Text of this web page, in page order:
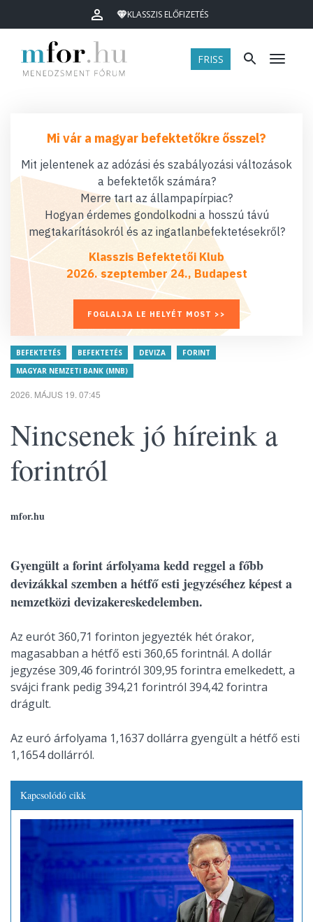
KLASSZIS ELŐFIZETÉS
FRISS Menü
Mi vár a magyar befektetőkre ősszel?
Mit jelentenek az adózási és szabályozási változások
a befektetők számára?
Merre tart az állampapírpiac?
Hogyan érdemes gondolkodni a hosszú távú
megtakarításokról és az ingatlanbefektetésekről?
Klasszis Befektetői Klub
2026. szeptember 24., Budapest
FOGLALJA LE HELYÉT MOST >>
BEFEKTETÉS BEFEKTETÉS DEVIZA
FORINT
MAGYAR NEMZETI BANK (MNB)
2026. MÁJUS 19. 07:45
Nincsenek jó híreink a
forintról
mfor.hu
Gyengült a forint árfolyama kedd reggel a főbb
devizákkal szemben a hétfő esti jegyzéséhez képest a
nemzetközi devizakereskedelemben.
Az eurót 360,71 forinton jegyezték hét órakor,
magasabban a hétfő esti 360,65 forintnál. A dollár
jegyzése 309,46 forintról 309,95 forintra emelkedett, a
svájci frank pedig 394,21 forintról 394,42 forintra
drágult.
Az euró árfolyama 1,1637 dollárra gyengült a hétfő esti
1,1654 dollárról.
Kapcsolódó cikk